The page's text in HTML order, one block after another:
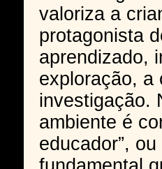
valoriza a
protagonista
aprendizado,
exploração, a
investigação.
ambiente é
educador”,